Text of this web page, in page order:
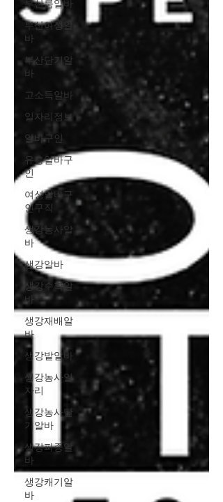
부산룸알바
부산여성알
바
부산단기알
바
고소득알바
일자리정보
알바구인
유흥알바구
인
여성알바구
인구직
생강농사알
바
생강알바
생강수확알
바
생강재배알
바
생강밭알바
생강농사일
자리
생강농사단
기알바
생강파종알
바
생강캐기알
바